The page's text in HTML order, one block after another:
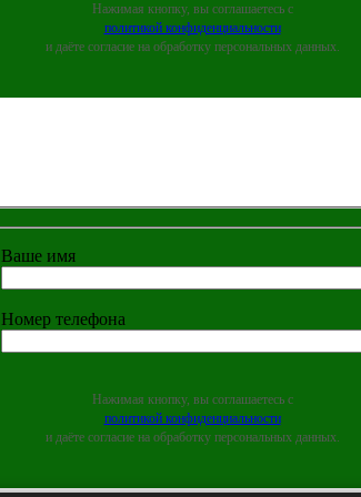
Нажимая кнопку, вы соглашаетесь с
политикой конфиденциальности
и даёте согласие на обработку персональных данных.
Ваше имя
Номер телефона
Нажимая кнопку, вы соглашаетесь с
политикой конфиденциальности
и даёте согласие на обработку персональных данных.